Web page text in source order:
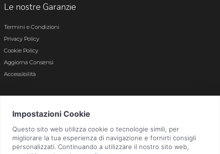
Le nostre Garanzie
Termini e Condizioni
Privacy Policy
Cookie Policy
Aggiorna Consensi
Accessibilità
Bergamo n. 01496180165 · Capitale Sociale i.v. € 800.000,00